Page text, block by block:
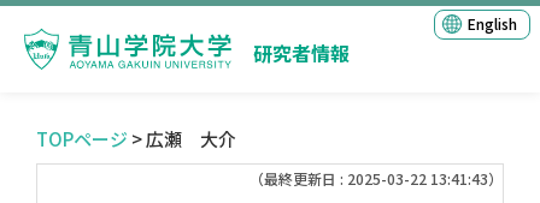
研究者情報
English
TOPページ > 広瀬 大介
（最終更新日 : 2025-03-22 13:41:43）